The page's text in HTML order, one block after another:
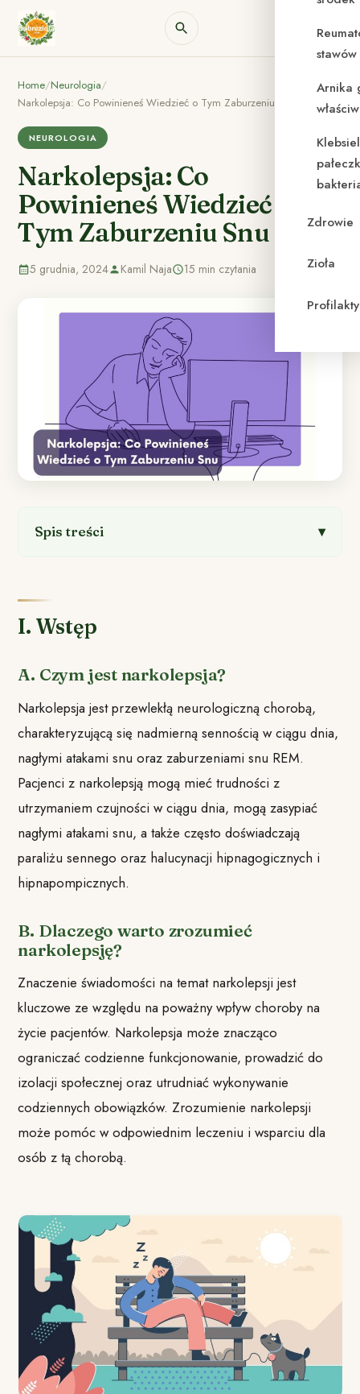
Arnika
Zdrowie
Zioła
Home/Neurologia/
Narkolepsja: Co Powinieneś Wiedzieć o Tym Zaburzeniu Snu
NEUROLOGIA
Narkolepsja: Co
Powinieneś Wiedzieć o
Tym Zaburzeniu Snu
5 grudnia, 2024 Kamil Naja 15 min czytania
Spis treści
I. Wstęp
A. Czym jest narkolepsja?
Narkolepsja jest przewlekłą neurologiczną chorobą,
charakteryzującą się nadmierną sennością w ciągu dnia,
nagłymi atakami snu oraz zaburzeniami snu REM.
Pacjenci z narkolepsją mogą mieć trudności z
utrzymaniem czujności w ciągu dnia, mogą zasypiać
nagłymi atakami snu, a także często doświadczają
paraliżu sennego oraz halucynacji hipnagogicznych i
hipnapompicznych.
B. Dlaczego warto zrozumieć
narkolepsję?
Znaczenie świadomości na temat narkolepsji jest
kluczowe ze względu na poważny wpływ choroby na
życie pacjentów. Narkolepsja może znacząco
ograniczać codzienne funkcjonowanie, prowadzić do
izolacji społecznej oraz utrudniać wykonywanie
codziennych obowiązków. Zrozumienie narkolepsji
może pomóc w odpowiednim leczeniu i wsparciu dla
osób z tą chorobą.